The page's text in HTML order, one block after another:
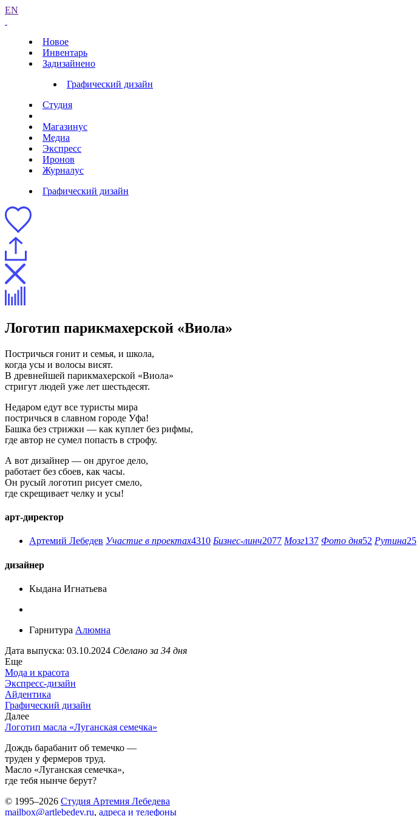
EN
Новое
Инвентарь
Задизайнено
Графический дизайн
Студия
Магазинус
Медиа
Экспресс
Иронов
Журналус
Графический дизайн
Логотип парикмахерской «Виола»
Постричься гонит и семья, и школа,
когда усы и волосы висят.
В древнейшей парикмахерской «Виола»
стригут людей уже лет шестьдесят.
Недаром едут все туристы мира
постричься в славном городе Уфа!
Башка без стрижки — как куплет без рифмы,
где автор не сумел попасть в строфу.
А вот дизайнер — он другое дело,
работает без сбоев, как часы.
Он русый логотип рисует смело,
где скрещивает челку и усы!
арт-директор
Артемий Лебедев Участие в проектах4310 Бизнес-линч2077 Мозг137 Фото дня52 Рутина25
дизайнер
Кыдана Игнатьева
Гарнитура Алюмна
Дата выпуска: 03.10.2024 Сделано за 34 дня
Еще
Мода и красота
Экспресс-дизайн
Айдентика
Графический дизайн
Далее
Логотип масла «Луганская семечка»
Дождь барабанит об темечко —
труден у фермеров труд.
Масло «Луганская семечка»,
где тебя нынче берут?
© 1995–2026 Студия Артемия Лебедева
mailbox@artlebedev.ru, адреса и телефоны